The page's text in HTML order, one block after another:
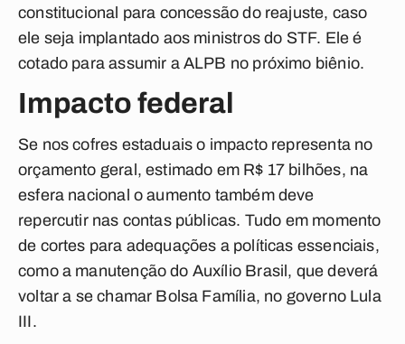
constitucional para concessão do reajuste, caso
ele seja implantado aos ministros do STF. Ele é
cotado para assumir a ALPB no próximo biênio.
Impacto federal
Se nos cofres estaduais o impacto representa no
orçamento geral, estimado em R$ 17 bilhões, na
esfera nacional o aumento também deve
repercutir nas contas públicas. Tudo em momento
de cortes para adequações a políticas essenciais,
como a manutenção do Auxílio Brasil, que deverá
voltar a se chamar Bolsa Família, no governo Lula
III.